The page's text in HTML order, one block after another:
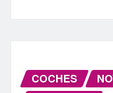
COCHES